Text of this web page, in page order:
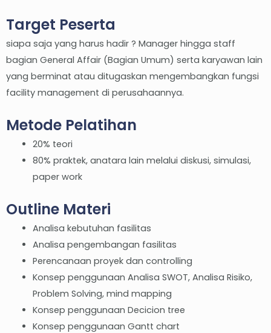
Target Peserta
siapa saja yang harus hadir ? Manager hingga staff
bagian General Affair (Bagian Umum) serta karyawan lain
yang berminat atau ditugaskan mengembangkan fungsi
facility management di perusahaannya.
Metode Pelatihan
20% teori
80% praktek, anatara lain melalui diskusi, simulasi,
paper work
Outline Materi
Analisa kebutuhan fasilitas
Analisa pengembangan fasilitas
Perencanaan proyek dan controlling
Konsep penggunaan Analisa SWOT, Analisa Risiko,
Problem Solving, mind mapping
Konsep penggunaan Decicion tree
Konsep penggunaan Gantt chart